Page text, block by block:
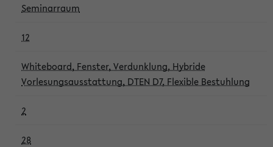
Seminarraum
12
Whiteboard, Fenster, Verdunklung, Hybride
Vorlesungsausstattung, DTEN D7, Flexible Bestuhlung
2
28